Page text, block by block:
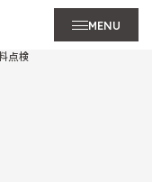
MENU
点検